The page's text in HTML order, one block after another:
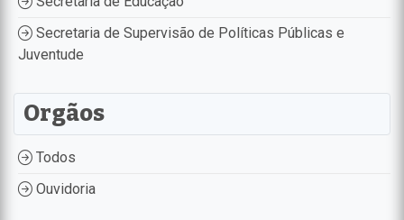
Secretaria de Supervisão de Políticas Públicas e
Juventude
Orgãos
Todos
Ouvidoria